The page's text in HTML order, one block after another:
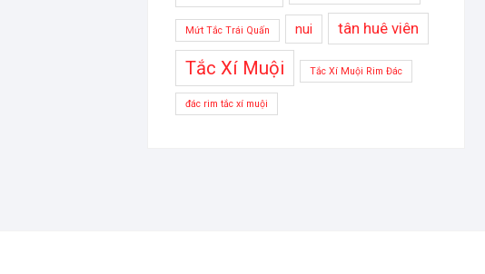
Mứt Tắc Trái Quấn nui tân huê viên
Tắc Xí Muội Tắc Xí Muội Rim Đác
đác rim tắc xí muội